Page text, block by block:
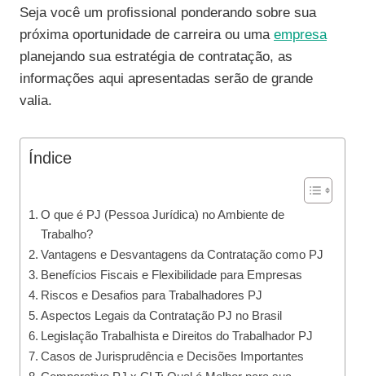
Seja você um profissional ponderando sobre sua
próxima oportunidade de carreira ou uma empresa
planejando sua estratégia de contratação, as
informações aqui apresentadas serão de grande
valia.
Índice
O que é PJ (Pessoa Jurídica) no Ambiente de
Trabalho?
Vantagens e Desvantagens da Contratação como PJ
Benefícios Fiscais e Flexibilidade para Empresas
Riscos e Desafios para Trabalhadores PJ
Aspectos Legais da Contratação PJ no Brasil
Legislação Trabalhista e Direitos do Trabalhador PJ
Casos de Jurisprudência e Decisões Importantes